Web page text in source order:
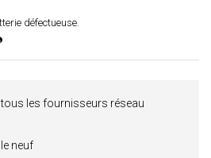
défectueuse.
les fournisseurs réseau
neuf